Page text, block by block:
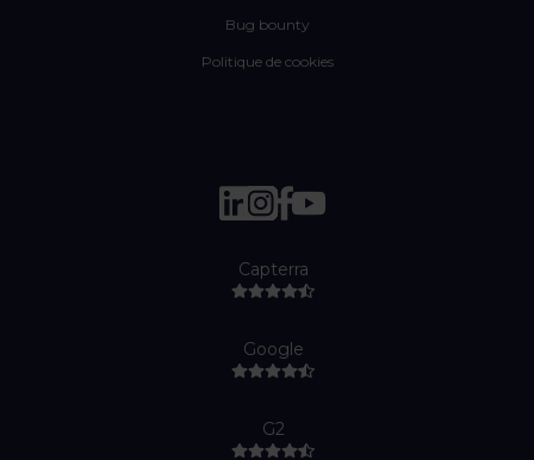
Bug bounty
Politique de cookies
Capterra
Google
G2